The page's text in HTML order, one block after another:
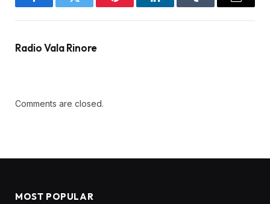
FacebookTwitter Pinterest LinkedInTumblr Email
Radio Vala Rinore
Comments are closed.
MOST POPULAR